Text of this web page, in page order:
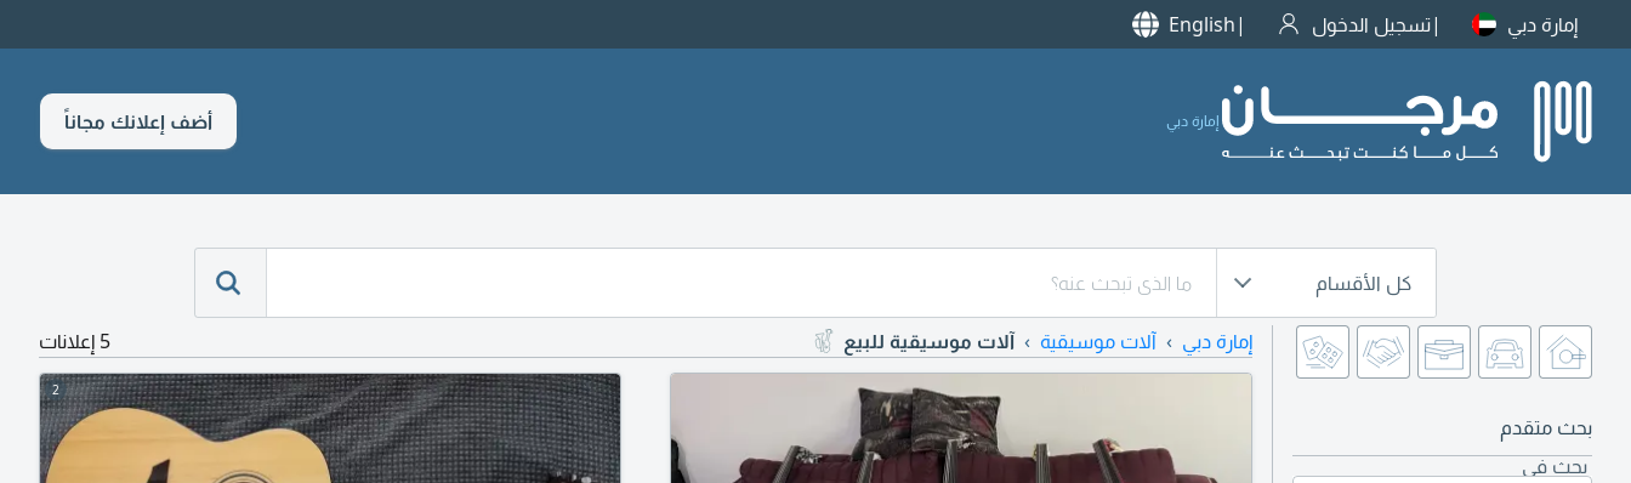
إمارة دبي تسجيل الدخول English
إمارة دبي أضف إعلانك مجاناً
كل الأقسام
بحث متقدم
بحث في
إمارة دبي آلات موسيقية آلات موسيقية للبيع 5 إعلانات
2